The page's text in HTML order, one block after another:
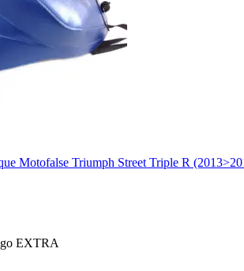
Motofalse Triumph Street Triple R
EXTRA